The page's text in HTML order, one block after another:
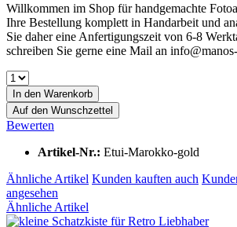
Willkommen im Shop für handgemachte
Ihre Bestellung komplett in Handarbeit und
Sie daher eine Anfertigungszeit von 6-8
schreiben Sie gerne eine Mail an
In den Warenkorb
Auf den Wunschzettel
Bewerten
Artikel-Nr.: Etui-Marokko-gold
Ähnliche Artikel Kunden kauften auch
angesehen
Ähnliche Artikel